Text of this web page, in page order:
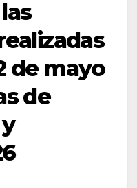
de mayo
de